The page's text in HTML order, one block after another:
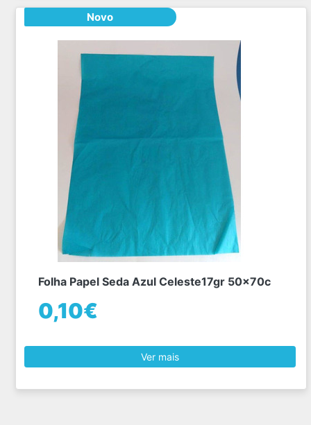
Novo
Folha Papel Seda Azul Celeste17gr 50x70c
0,10€
Ver mais